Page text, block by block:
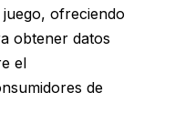
ofreciendo
obtener datos
el
de